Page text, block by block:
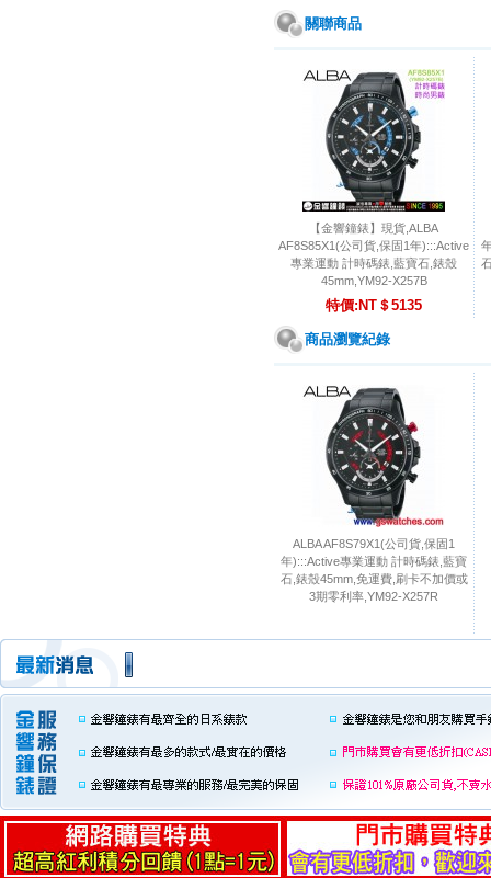
關聯商品
【金響鐘錶】現貨,ALBA
AF8S85X1(公司貨,保固1年):::Active
專業運動 計時碼錶,藍寶石,錶殼
45mm,YM92-X257B
特價:NT＄5135
商品瀏覽紀錄
ALBA AF8S79X1(公司貨,保固1
年):::Active專業運動 計時碼錶,藍寶
石,錶殼45mm,免運費,刷卡不加價或
3期零利率,YM92-X257R